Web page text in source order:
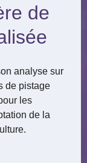
de
analyse sur
de pistage
les
de la